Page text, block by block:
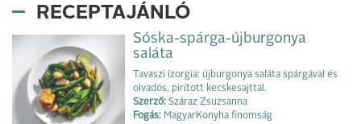
RECEPTAJÁNLÓ
Sóska-spárga-újburgonya
saláta
Tavaszi ízorgia: újburgonya saláta spárgával és
olvadós, pirított kecskesajttal.
Szerző: Száraz Zsuzsanna
Fogás: MagyarKonyha finomság